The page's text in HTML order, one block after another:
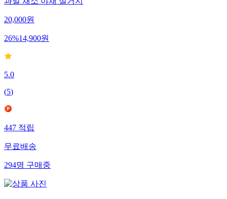
과일 채소 야채 설거지
20,000원
26%14,900원
5.0
(5)
447적립
무료배송
294명구매중